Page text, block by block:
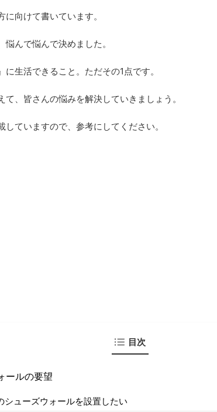
に向けて書いています。
悩んで悩んで決めました。
に生活できること。ただその1点です。
て、皆さんの悩みを解決していきましょう。
していますので、参考にしてください。
目次
ールの要望
シューズウォールを設置したい